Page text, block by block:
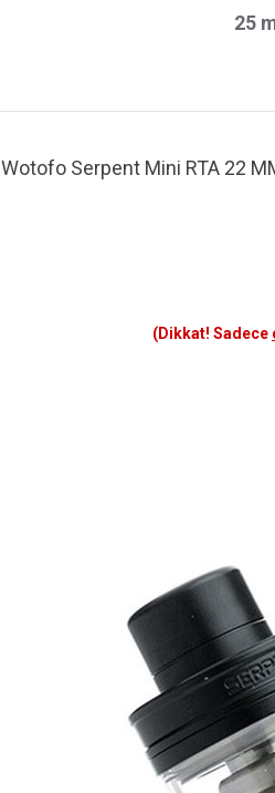
25
Wotofo Serpent Mini RTA 22
(Dikkat! Sadece